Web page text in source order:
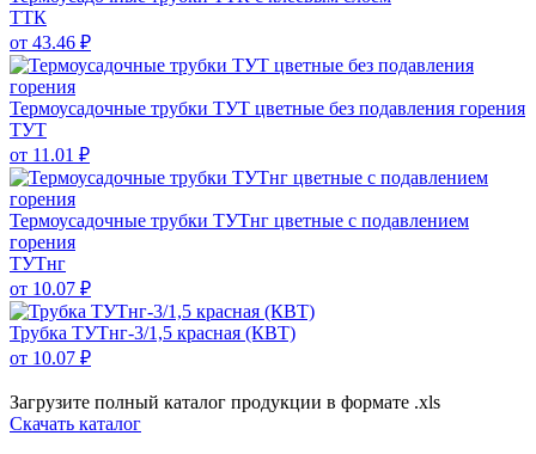
ТТК
от 43.46 ₽
Термоусадочные трубки ТУТ цветные без подавления горения
ТУТ
от 11.01 ₽
Термоусадочные трубки ТУТнг цветные с подавлением
горения
ТУТнг
от 10.07 ₽
Трубка ТУТнг-3/1,5 красная (КВТ)
от 10.07 ₽
Загрузите полный каталог продукции в формате .xls
Скачать каталог